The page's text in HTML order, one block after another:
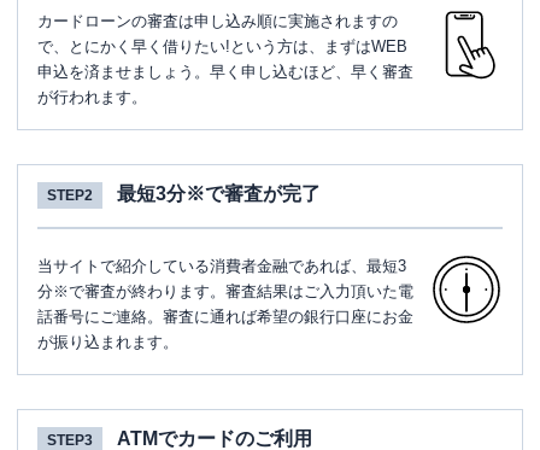
カードローンの審査は申し込み順に実施されますの
で、とにかく早く借りたい!という方は、まずはWEB
申込を済ませましょう。早く申し込むほど、早く審査
が行われます。
STEP2 最短3分※で審査が完了
当サイトで紹介している消費者金融であれば、最短3
分※で審査が終わります。審査結果はご入力頂いた電
話番号にご連絡。審査に通れば希望の銀行口座にお金
が振り込まれます。
STEP3 ATMでカードのご利用